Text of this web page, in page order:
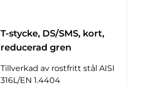
T-stycke, DS/SMS, kort,
reducerad gren
Tillverkad av rostfritt stål AISI
316L/EN 1.4404